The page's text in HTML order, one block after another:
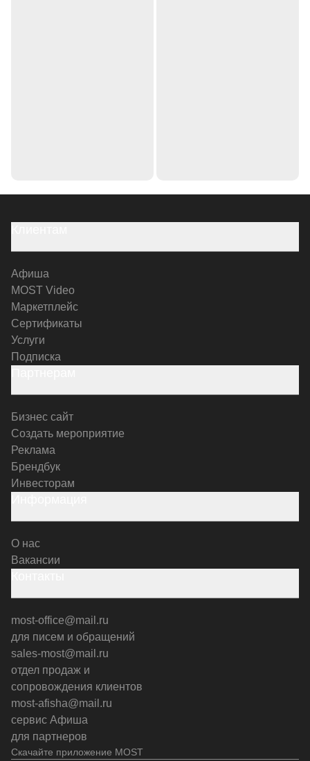
Скачайте приложение MOST
Афиша
MOST Video
Маркетплейс
Сертификаты
Услуги
Подписка
Бизнес сайт
Создать мероприятие
Реклама
Брендбук
Инвесторам
О нас
Вакансии
most-office@mail.ru
для писем и обращений
sales-most@mail.ru
отдел продаж и
сопровождения клиентов
most-afisha@mail.ru
сервис Афиша
для партнеров